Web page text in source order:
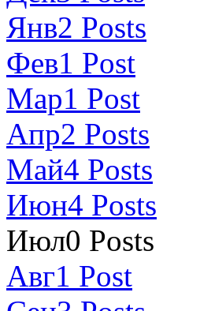
Янв2 Posts
Фев1 Post
Мар1 Post
Апр2 Posts
Май4 Posts
Июн4 Posts
Июл0 Posts
Авг1 Post